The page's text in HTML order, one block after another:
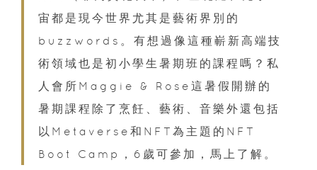
宙都是現今世界尤其是藝術界別的
buzzwords。有想過像這種嶄新高端技
術領域也是初小學生暑期班的課程嗎？私
人會所Maggie & Rose這暑假開辦的
暑期課程除了烹飪、藝術、音樂外還包括
以Metaverse和NFT為主題的NFT
Boot Camp，6歲可參加，馬上了解。